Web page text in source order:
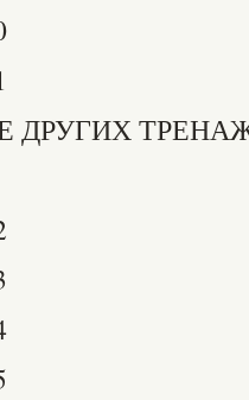
ДРУГИХ